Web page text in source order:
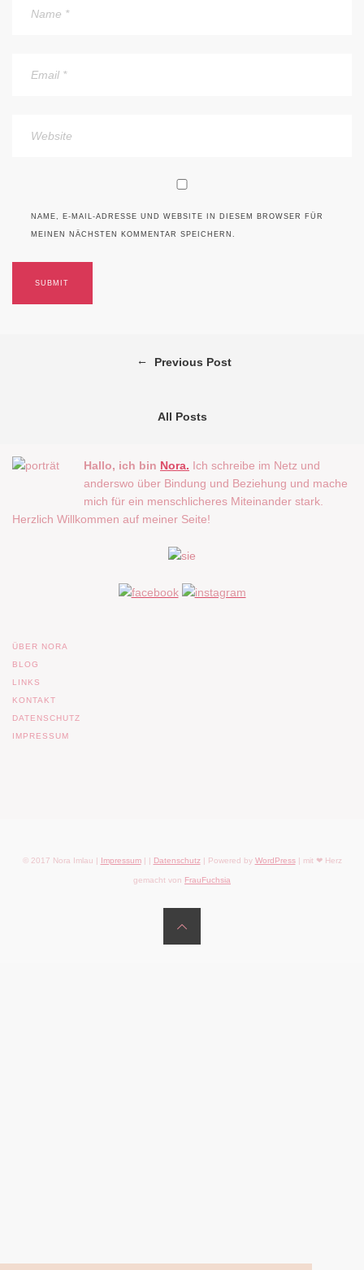
NAME, E-MAIL-ADRESSE UND WEBSITE IN DIESEM BROWSER FÜR
MEINEN NÄCHSTEN KOMMENTAR SPEICHERN.
← Previous Post
All Posts
Hallo, ich bin Nora. Ich schreibe im Netz und
anderswo über Bindung und Beziehung und mache
mich für ein menschlicheres Miteinander stark.
Herzlich Willkommen auf meiner Seite!
ÜBER NORA
BLOG
LINKS
KONTAKT
DATENSCHUTZ
IMPRESSUM
© 2017 Nora Imlau | Impressum| | Datenschutz| Powered by WordPress| mit ❤ Herz
gemacht von FrauFuchsia